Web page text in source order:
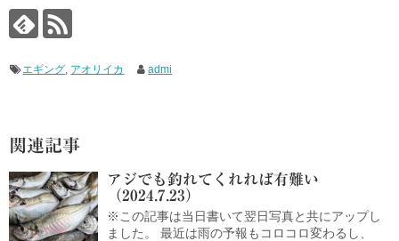
エギング アオリイカ admi
関連記事
アジでも釣れてくれれば有難い
（2024.7.23）
※この記事は当日書いて翌日写真と共にアップし
ました。 最近は雨の予報もコロコロ変わるし、